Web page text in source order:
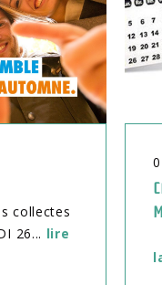
collectes
26... lire